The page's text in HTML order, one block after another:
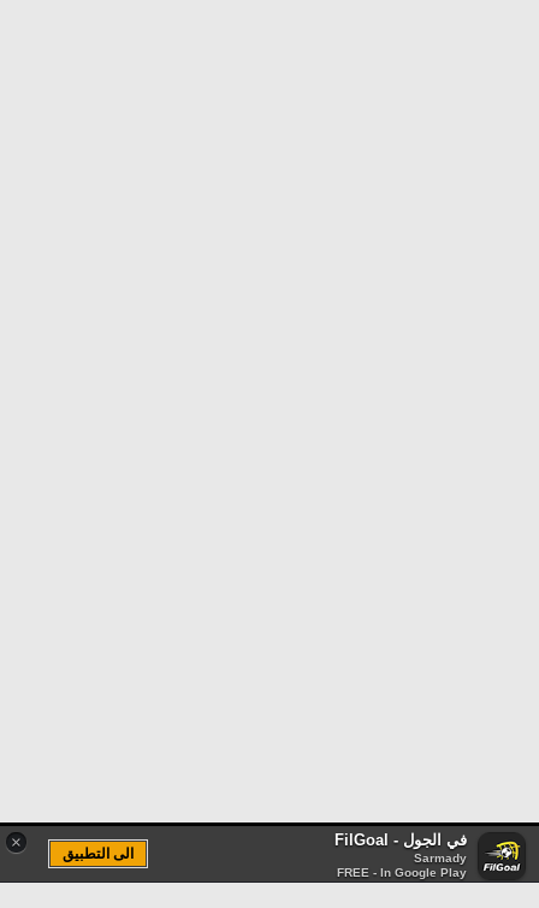
× في الجول - FilGoal
Sarmady
FREE - In Google Play
الى التطبيق